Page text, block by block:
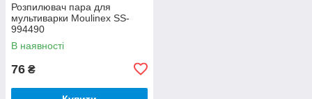
Розпилювач пара для
мультиварки Moulinex SS-
994490
В наявності
76 ₴